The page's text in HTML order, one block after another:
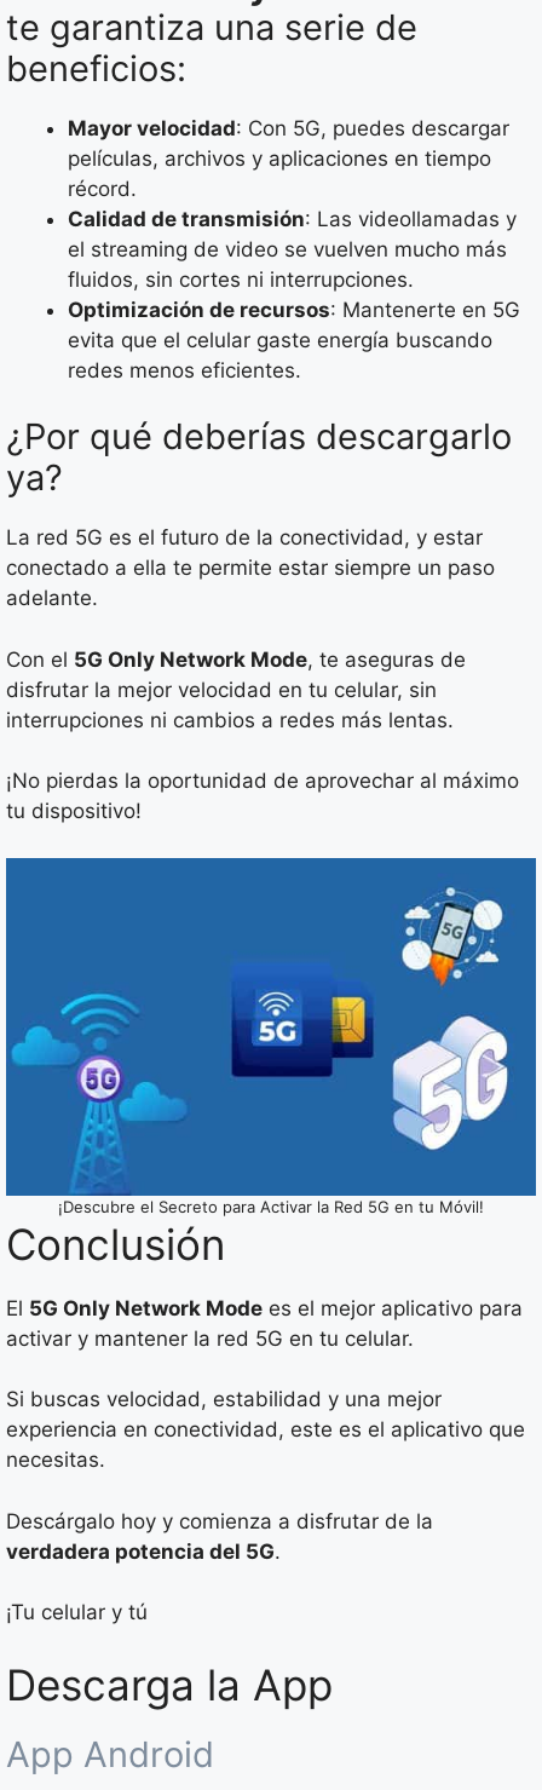
te garantiza una serie de
beneficios:
Mayor velocidad: Con 5G, puedes descargar
películas, archivos y aplicaciones en tiempo
récord.
Calidad de transmisión: Las videollamadas y
el streaming de video se vuelven mucho más
fluidos, sin cortes ni interrupciones.
Optimización de recursos: Mantenerte en 5G
evita que el celular gaste energía buscando
redes menos eficientes.
¿Por qué deberías descargarlo
ya?
La red 5G es el futuro de la conectividad, y estar
conectado a ella te permite estar siempre un paso
adelante.
Con el 5G Only Network Mode, te aseguras de
disfrutar la mejor velocidad en tu celular, sin
interrupciones ni cambios a redes más lentas.
¡No pierdas la oportunidad de aprovechar al máximo
tu dispositivo!
¡Descubre el Secreto para Activar la Red 5G en tu Móvil!
Conclusión
El 5G Only Network Mode es el mejor aplicativo para
activar y mantener la red 5G en tu celular.
Si buscas velocidad, estabilidad y una mejor
experiencia en conectividad, este es el aplicativo que
necesitas.
Descárgalo hoy y comienza a disfrutar de la
verdadera potencia del 5G.
¡Tu celular y tú
Descarga la App
App Android